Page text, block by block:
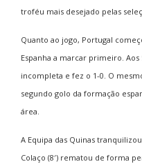
troféu mais desejado pelas
Quanto ao jogo, Portugal
Espanha a marcar primeiro. Aos
incompleta e fez o 1-0. O
segundo golo da formação
área.
A Equipa das Quinas
Colaço (8′) rematou de forma